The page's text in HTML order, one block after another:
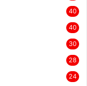
40
40
30
28
24